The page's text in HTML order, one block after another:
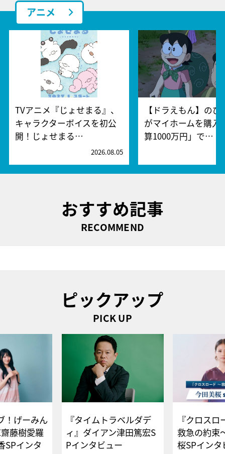
アニメ
TVアニメ『じょせまる』、
キャラクターボイスを初公
開！じょせまる…
2026.08.05
【ドラえもん】のび
がマイホームを購入
算1000万円」で…
おすすめ記事
RECOMMEND
ピックアップ
PICK UP
！げーみん
藤樹愛羅
SPインタ
『タイムトラベルダデ
ィ』ダイアン津田篤宏S
Pインタビュー
『クロス
救急の約束
桜SPイ